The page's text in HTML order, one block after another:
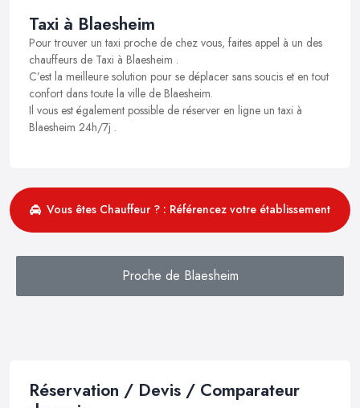
Taxi à Blaesheim
Pour trouver un taxi proche de chez vous, faites appel à un des
chauffeurs de Taxi à Blaesheim .
C’est la meilleure solution pour se déplacer sans soucis et en tout
confort dans toute la ville de Blaesheim.
Il vous est également possible de réserver en ligne un taxi à
Blaesheim 24h/7j .
Vous êtes Chauffeur ? : Référencez votre établissement
Proche de Blaesheim
Réservation / Devis / Comparateur